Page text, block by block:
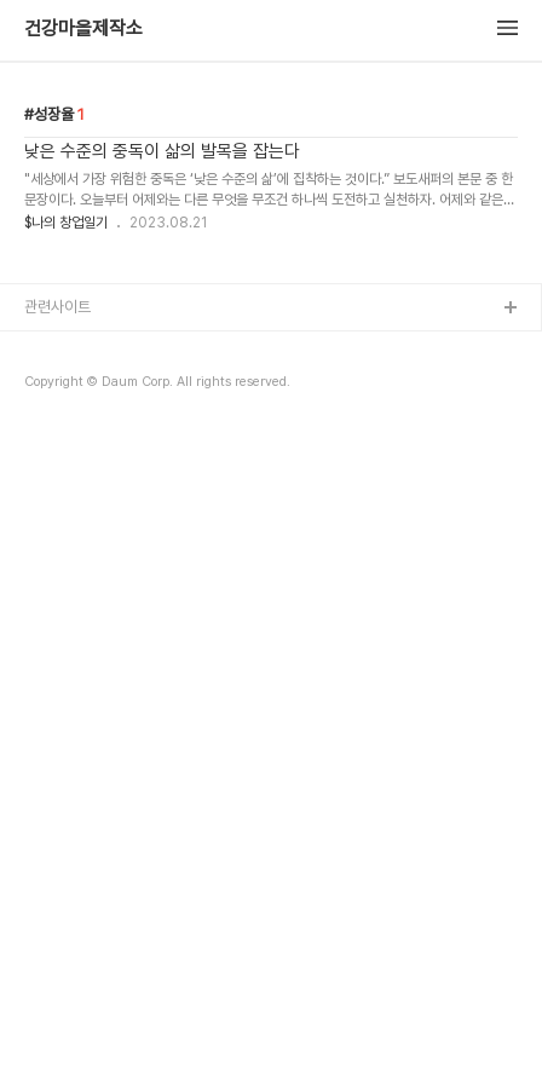
건강마을제작소
성장율 1
낮은 수준의 중독이 삶의 발목을 잡는다
"세상에서 가장 위험한 중독은 ‘낮은 수준의 삶’에 집착하는 것이다.” 보도새퍼의 본문 중 한
문장이다. 오늘부터 어제와는 다른 무엇을 무조건 하나씩 도전하고 실천하자. 어제와 같은
오늘을 산다면 내일도 어제와 같은 하루가 될 것이다. 이런 삶의 방식으로는 발전할 수 없다.
$나의 창업일기 2023.08.21
Copyright © Daum Corp. All rights reserved.
관련사이트